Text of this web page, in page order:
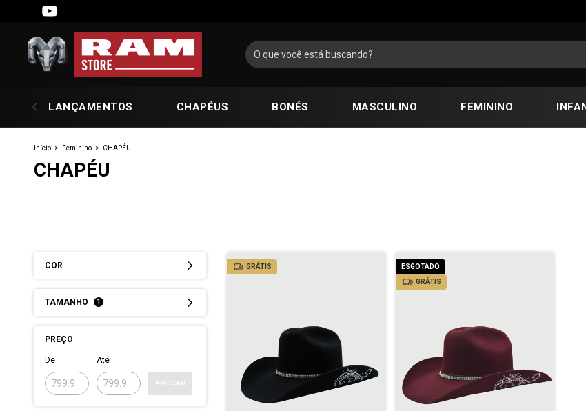
LANÇAMENTOS CHAPÉUS BONÉS MASCULINO FEMININO
Início > Feminino > CHAPÉU
CHAPÉU
COR
TAMANHO 1
PREÇO
De Até
APLICAR
GRÁTIS
ESGOTADO
GRÁTIS